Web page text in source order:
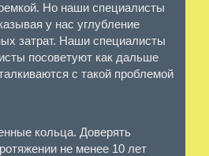
Но наши специалисты
у нас углубление
затрат. Наши специалисты
посоветуют как дальше
с такой проблемой
кольца. Доверять
не менее 10 лет